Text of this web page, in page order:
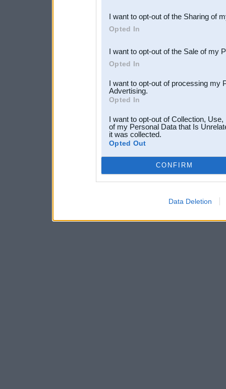
Downstream Participants
third parties.
I want to opt-out of the Sharing of
Opted In
I want to opt-out of the Sale of my
Opted In
I want to opt-out of processing my
Advertising.
Opted In
I want to opt-out of Collection,
of my Personal Data that Is
it was collected.
Opted Out
CONFIRM
Data Deletion